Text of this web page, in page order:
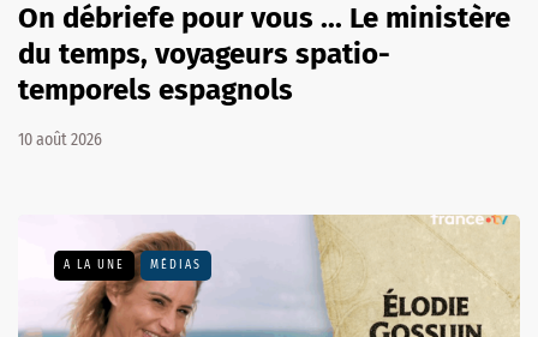
On débriefe pour vous ... Le ministère
du temps, voyageurs spatio-
temporels espagnols
10 août 2026
A LA UNE MÉDIAS